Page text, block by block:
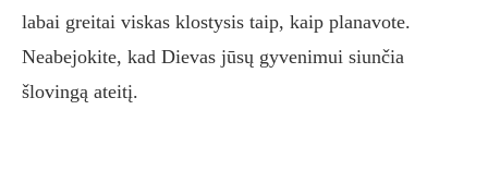
labai greitai viskas klostysis taip, kaip planavote.
Neabejokite, kad Dievas jūsų gyvenimui siunčia
šlovingą ateitį.